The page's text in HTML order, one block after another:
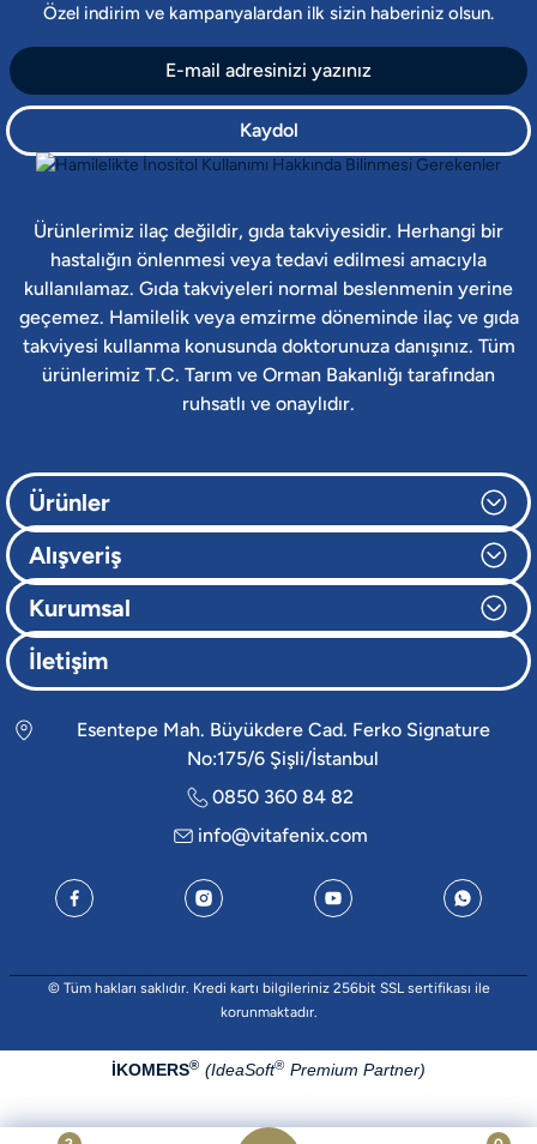
Özel indirim ve kampanyalardan ilk sizin haberiniz olsun.
Kaydol
Ürünlerimiz ilaç değildir, gıda takviyesidir. Herhangi bir
hastalığın önlenmesi veya tedavi edilmesi amacıyla
kullanılamaz. Gıda takviyeleri normal beslenmenin yerine
geçemez. Hamilelik veya emzirme döneminde ilaç ve gıda
takviyesi kullanma konusunda doktorunuza danışınız. Tüm
ürünlerimiz T.C. Tarım ve Orman Bakanlığı tarafından
ruhsatlı ve onaylıdır.
Ürünler
Alışveriş
Kurumsal
İletişim
Esentepe Mah. Büyükdere Cad. Ferko Signature
No:175/6 Şişli/İstanbul
0850 360 84 82
info@vitafenix.com
© Tüm hakları saklıdır. Kredi kartı bilgileriniz 256bit SSL sertifikası ile
korunmaktadır.
İKOMERS® (IdeaSoft® Premium Partner)